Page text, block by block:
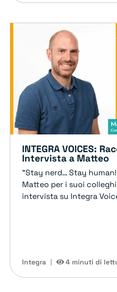
INTEGRA VOICES:
Intervista a Matteo
"Stay nerd… Stay
Matteo per i suoi
intervista su Integra
Integra 4 minuti di